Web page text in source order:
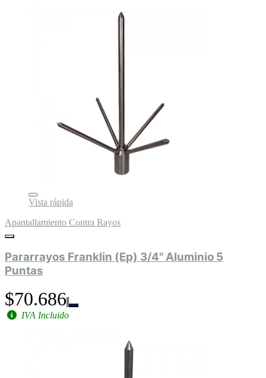
Vista rápida
Apantallamiento Contra Rayos
Pararrayos Franklin (Ep) 3/4" Aluminio 5
Puntas
$70.686
IVA Incluido